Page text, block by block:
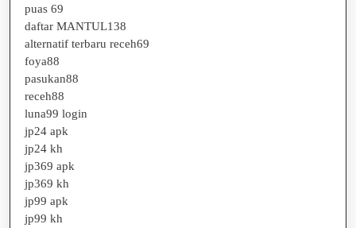
puas 69
daftar MANTUL138
alternatif terbaru receh69
foya88
pasukan88
receh88
luna99 login
jp24 apk
jp24 kh
jp369 apk
jp369 kh
jp99 apk
jp99 kh